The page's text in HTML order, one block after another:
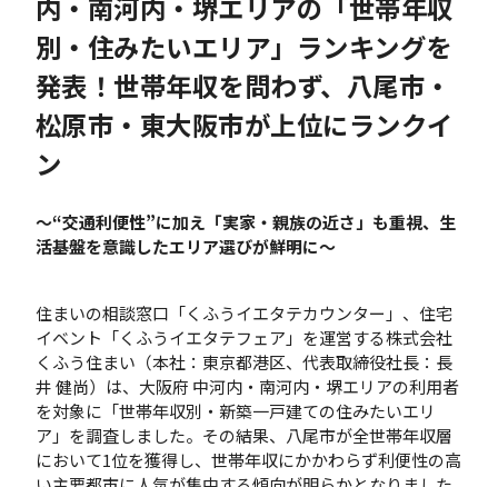
内・南河内・堺エリアの「世帯年収
別・住みたいエリア」ランキングを
発表！世帯年収を問わず、八尾市・
松原市・東大阪市が上位にランクイ
ン
〜“交通利便性”に加え「実家・親族の近さ」も重視、生
活基盤を意識したエリア選びが鮮明に〜
住まいの相談窓口「くふうイエタテカウンター」、住宅
イベント「くふうイエタテフェア」を運営する株式会社
くふう住まい（本社：東京都港区、代表取締役社長：長
井 健尚）は、大阪府 中河内・南河内・堺エリアの利用者
を対象に「世帯年収別・新築一戸建ての住みたいエリ
ア」を調査しました。その結果、八尾市が全世帯年収層
において1位を獲得し、世帯年収にかかわらず利便性の高